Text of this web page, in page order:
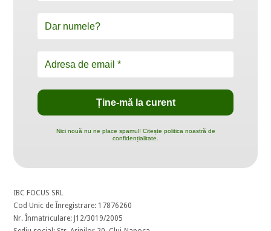
Nici nouă nu ne place spamul! Citește politica noastră de
confidențialitate.
IBC FOCUS SRL
Cod Unic de Înregistrare: 17876260
Nr. Înmatriculare: J12/3019/2005